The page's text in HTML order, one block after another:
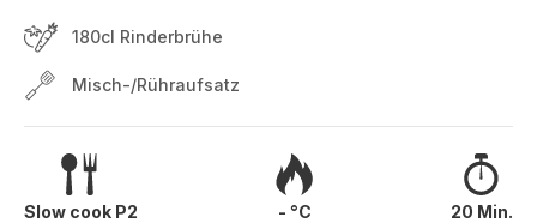
180cl Rinderbrühe
Misch-/Rühraufsatz
Slow cook P2 - °C 20 Min.